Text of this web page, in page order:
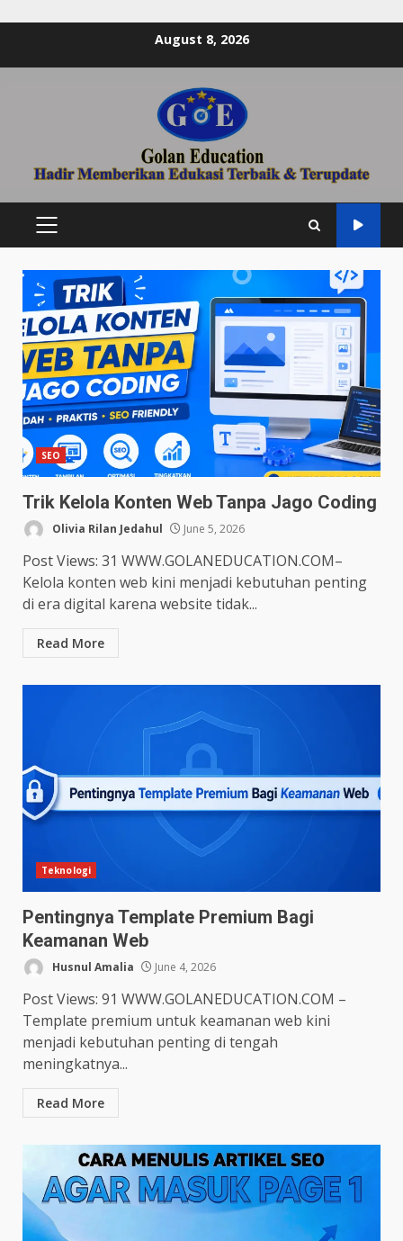
August 8, 2026
PRIMARY
SEO
Trik Kelola Konten Web Tanpa Jago Coding
Olivia Rilan Jedahul June 5, 2026
Post Views: 31 WWW.GOLANEDUCATION.COM–
Kelola konten web kini menjadi kebutuhan penting
di era digital karena website tidak...
Read More
Teknologi
Pentingnya Template Premium Bagi
Keamanan Web
Husnul Amalia June 4, 2026
Post Views: 91 WWW.GOLANEDUCATION.COM –
Template premium untuk keamanan web kini
menjadi kebutuhan penting di tengah
meningkatnya...
Read More